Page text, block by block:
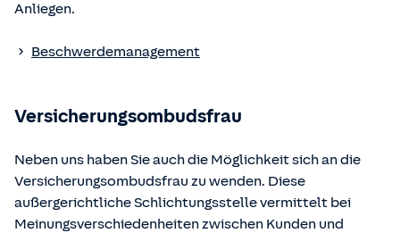
Die berufsrechtlichen Regelungen können über die vom
eingesehen und abgerufen werden.
Anliegen.
Beschwerdemanagement
Versicherungsombudsfrau
Neben uns haben Sie auch die Möglichkeit sich an die
Versicherungsombudsfrau zu wenden. Diese
außergerichtliche Schlichtungsstelle vermittelt bei
Meinungsverschiedenheiten zwischen Kunden und